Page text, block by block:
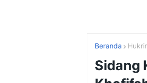
Beranda
Sidang